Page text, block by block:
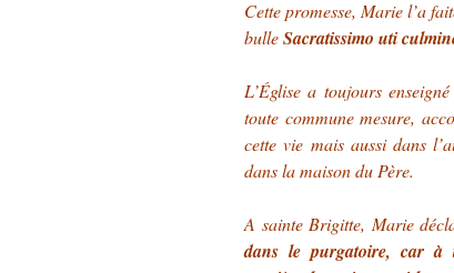
Cette promesse, Marie l’a
bulleSacratissimo uti
L’Église a toujours
toute commune mesure,
cette vie mais aussi dans
dans la maison du Père.
A sainte Brigitte, Marie
dans le purgatoire, car à